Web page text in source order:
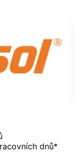
dnů*